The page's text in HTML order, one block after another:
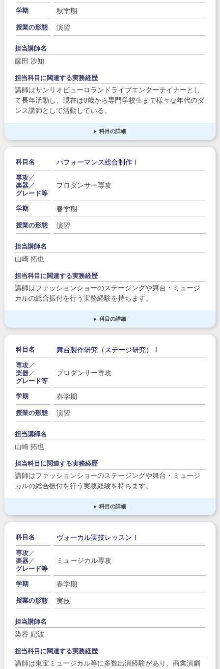
学期 秋学期
授業の形態 演習
担当講師名
藤田 沙知
担当科目に関連する実務経歴
講師はサンリオピューロランドライブエンターテイナーとし
て長年活動し、現在は0歳から専門学校生まで様々な年代のダ
ンス講師として活動している。
科目の詳細
科目名 パフォーマンス総合制作Ⅰ
専攻／
楽器／
グレード等
プロダンサー専攻
学期 春学期
授業の形態 演習
担当講師名
山崎 拓也
担当科目に関連する実務経歴
講師はファッションショーのステージングや舞台・ミュージ
カルの総合振付を行う実務経験を持ちます。
科目の詳細
科目名 舞台製作研究（ステージ研究）Ⅰ
専攻／
楽器／
グレード等
プロダンサー専攻
学期 春学期
授業の形態 演習
担当講師名
山崎 拓也
担当科目に関連する実務経歴
講師はファッションショーのステージングや舞台・ミュージ
カルの総合振付を行う実務経験を持ちます。
科目の詳細
科目名 ヴォーカル実技レッスンⅠ
専攻／
楽器／
グレード等
ミュージカル専攻
学期 春学期
授業の形態 実技
担当講師名
染谷 妃波
担当科目に関連する実務経歴
講師は東宝ミュージカル等に多数出演経験があり、商業演劇